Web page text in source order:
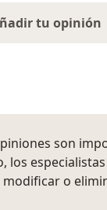
tu opinión
son
los
o